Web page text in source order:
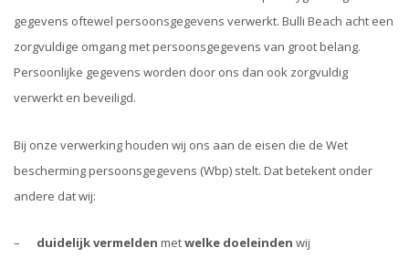
gegevens oftewel persoonsgegevens verwerkt. Bulli Beach acht een
zorgvuldige omgang met persoonsgegevens van groot belang.
Persoonlijke gegevens worden door ons dan ook zorgvuldig
verwerkt en beveiligd.
Bij onze verwerking houden wij ons aan de eisen die de Wet
bescherming persoonsgegevens (Wbp) stelt. Dat betekent onder
andere dat wij:
– duidelijk vermelden metwelke doeleinden wij